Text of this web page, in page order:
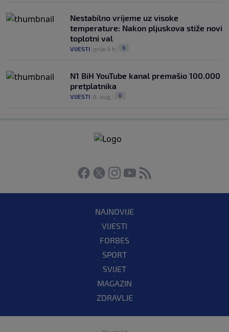
Nestabilno vrijeme uz visoke
temperature: Nakon pljuskova stiže novi
toplotni val
VIJESTI prije 4 h 0
N1 BiH YouTube kanal premašio 100.000
pretplatnika
VIJESTI 6. aug. 0
NAJNOVIJE
VIJESTI
FORBES
SPORT
SVIJET
MAGAZIN
ZDRAVLJE